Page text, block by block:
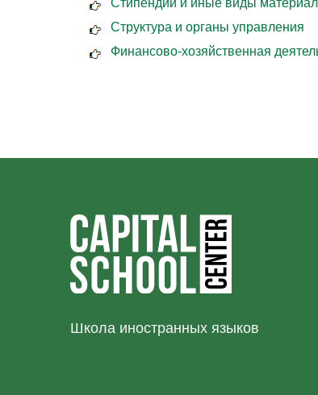
Стипендии и иные виды
Структура и органы управления
Финансово-хозяйственная
Школа иностранных языков